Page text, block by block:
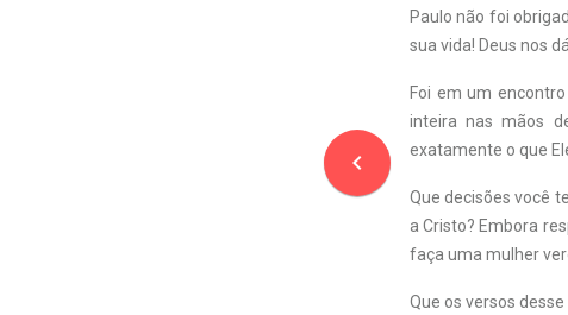
navigate_before
Paulo não foi
sua vida! Deus nos
Foi em um
inteira nas mãos
exatamente o que
Que decisões você
a Cristo? Embora
faça uma mulher
Que os versos